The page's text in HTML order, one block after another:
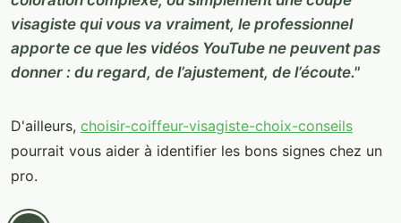
visagiste qui vous va vraiment, le professionnel
apporte ce que les vidéos YouTube ne peuvent pas
donner : du regard, de l’ajustement, de l’écoute."
D'ailleurs, choisir-coiffeur-visagiste-choix-conseils
pourrait vous aider à identifier les bons signes chez un
pro.